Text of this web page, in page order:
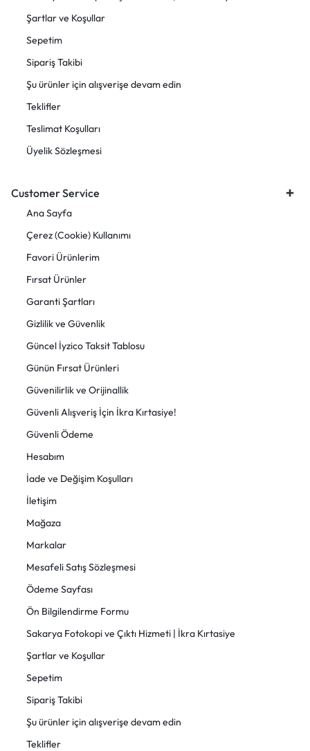
Şartlar ve Koşullar
Sepetim
Sipariş Takibi
Şu ürünler için alışverişe devam edin
Teklifler
Teslimat Koşulları
Üyelik Sözleşmesi
Customer Service
Ana Sayfa
Çerez (Cookie) Kullanımı
Favori Ürünlerim
Fırsat Ürünler
Garanti Şartları
Gizlilik ve Güvenlik
Güncel İyzico Taksit Tablosu
Günün Fırsat Ürünleri
Güvenilirlik ve Orijinallik
Güvenli Alışveriş İçin İkra Kırtasiye!
Güvenli Ödeme
Hesabım
İade ve Değişim Koşulları
İletişim
Mağaza
Markalar
Mesafeli Satış Sözleşmesi
Ödeme Sayfası
Ön Bilgilendirme Formu
Sakarya Fotokopi ve Çıktı Hizmeti | İkra Kırtasiye
Şartlar ve Koşullar
Sepetim
Sipariş Takibi
Şu ürünler için alışverişe devam edin
Teklifler